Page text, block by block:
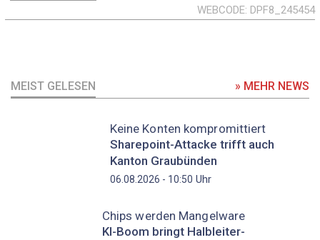
WEBCODE DPF8_245454
MEIST GELESEN » MEHR NEWS
Keine Konten kompromittiert
Sharepoint-Attacke trifft auch
Kanton Graubünden
06.08.2026 - 10:50 Uhr
Chips werden Mangelware
KI-Boom bringt Halbleiter-